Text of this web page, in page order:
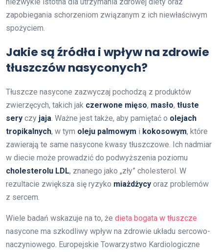
zapobiegania schorzeniom związanym z ich niewłaściwym
spożyciem.
Jakie są źródła i wpływ na zdrowie
tłuszczów nasyconych?
Tłuszcze nasycone zazwyczaj pochodzą z produktów
zwierzęcych, takich jak czerwone mięso, masło, tłuste
sery czy jaja . Ważne jest także, aby pamiętać o olejach
tropikalnych, w tym oleju palmowym i kokosowym, które
zawierają te same nasycone kwasy tłuszczowe. Ich nadmiar
w diecie może prowadzić do podwyższenia poziomu
cholesterolu LDL, znanego jako „zły” cholesterol. W
rezultacie zwiększa się ryzyko miażdżycy oraz problemów
z sercem.
Wiele badań wskazuje na to, że dieta bogata w tłuszcze
nasycone ma szkodliwy wpływ na zdrowie układu sercowo-
naczyniowego. Europejskie Towarzystwo Kardiologiczne